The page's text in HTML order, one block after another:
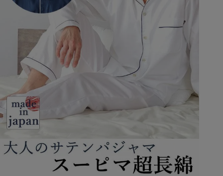
メンズパジャマ
春 夏 秋
ガールズパジャマ
サッカー/ちぢみ 楊
柳
ニット/ストレッチ
柄物
体型別におすすめパジ
ャマ
年齢別におすすめパジ
ルームウェア
インナーウェア カタログギフト
作務衣 胸がすけない
羽織・バスロ
ーブ
上着単品
ズボン単品
長袖 半袖 七分袖
会社概要 安心の日本製
SDGsの取り組み